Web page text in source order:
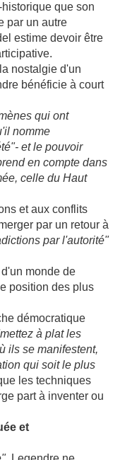
que son
par un autre
estime devoir être
nostalgie d'un
bénéficie à court
qui ont
nomme
et le pouvoir
en compte dans
celle du Haut
et aux conflits
par un retour à
par l'autorité"
monde de
position des plus
démocratique
à plat les
ils se manifestent,
qui soit le plus
les techniques
part à inventer ou
et